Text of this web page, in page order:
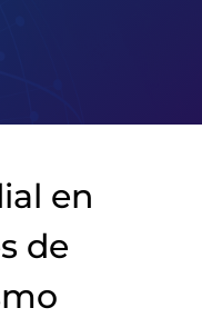
en
de